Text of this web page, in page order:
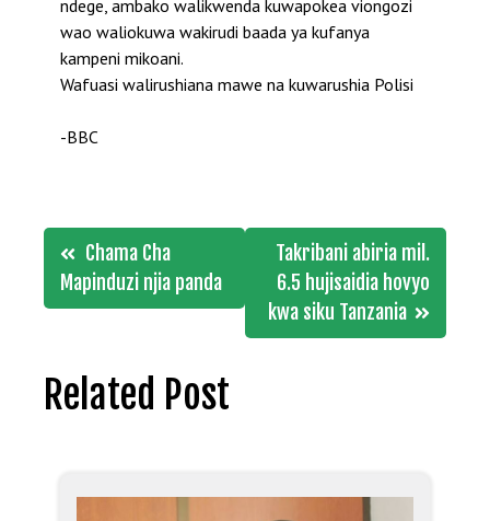
ndege, ambako walikwenda kuwapokea viongozi
wao waliokuwa wakirudi baada ya kufanya
kampeni mikoani.
Wafuasi walirushiana mawe na kuwarushia Polisi
-BBC
Post
navigation
Chama Cha
Mapinduzi njia panda
Takribani abiria mil.
6.5 hujisaidia hovyo
kwa siku Tanzania
Related Post